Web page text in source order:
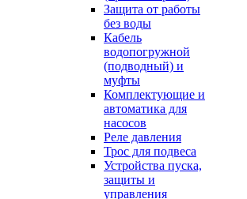
Защита от работы
без воды
Кабель
водопогружной
(подводный) и
муфты
Комплектующие и
автоматика для
насосов
Реле давления
Трос для подвеса
Устройства пуска,
защиты и
управления